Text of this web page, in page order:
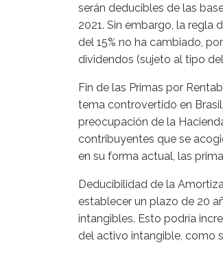
serán deducibles de las
2021. Sin embargo, la
del 15% no ha cambiado,
dividendos (sujeto al tipo del
Fin de las Primas por
tema controvertido en
preocupación de la
contribuyentes que se
en su forma actual, las
Deducibilidad de la
establecer un plazo de 20
intangibles. Esto podría
del activo intangible, como